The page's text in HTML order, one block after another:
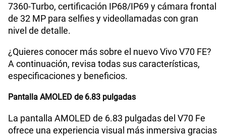
7360-Turbo, certificación IP68/IP69 y cámara frontal
de 32 MP para selfies y videollamadas con gran
nivel de detalle.
¿Quieres conocer más sobre el nuevo Vivo V70 FE?
A continuación, revisa todas sus características,
especificaciones y beneficios.
Pantalla AMOLED de 6.83 pulgadas
La pantalla AMOLED de 6.83 pulgadas del V70 Fe
ofrece una experiencia visual más inmersiva gracias